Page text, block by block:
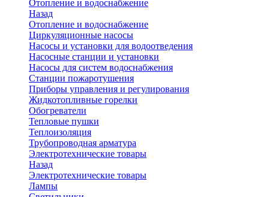
Отопление и водоснабжение
Назад
Отопление и водоснабжение
Циркуляционные насосы
Насосы и установки для водоотведения
Насосные станции и установки
Насосы для систем водоснабжения
Станции пожаротушения
Приборы управления и регулирования
Жидкотопливные горелки
Обогреватели
Тепловые пушки
Теплоизоляция
Трубопроводная арматура
Электротехнические товары
Назад
Электротехнические товары
Лампы